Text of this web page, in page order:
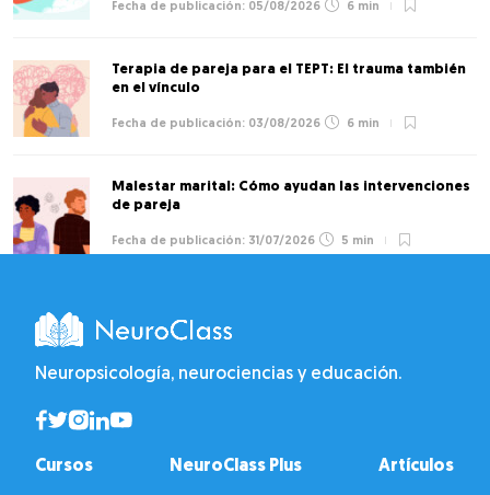
05/08/2026 6 min
Terapia de pareja para el TEPT: El trauma también
en el vínculo
03/08/2026 6 min
Malestar marital: Cómo ayudan las intervenciones
de pareja
31/07/2026 5 min
Neuropsicología, neurociencias y educación.
Cursos NeuroClass Plus Artículos